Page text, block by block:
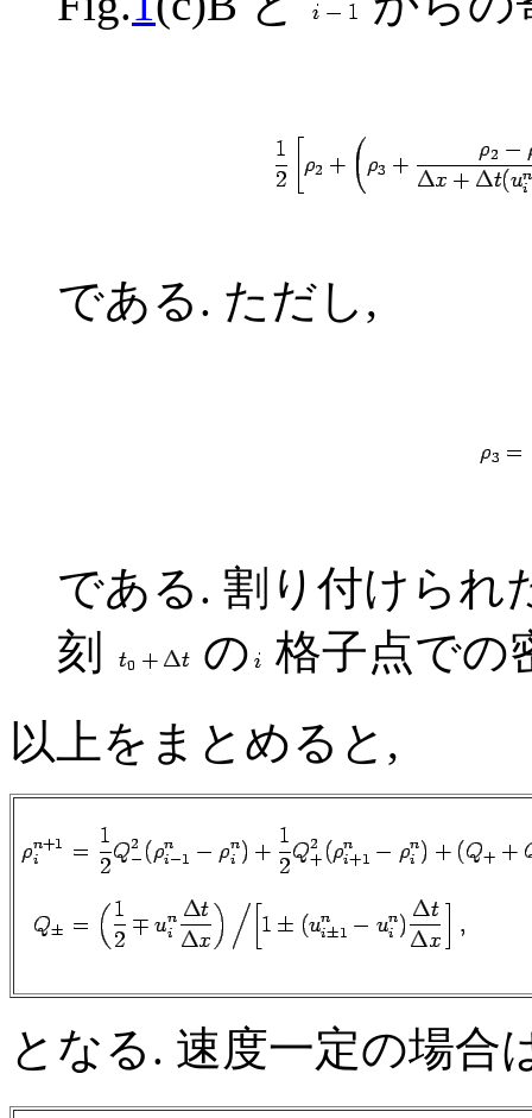
である. ただし,
である. 割り付けられ
刻
の 格子点での
以上をまとめると,
となる. 速度一定の場合